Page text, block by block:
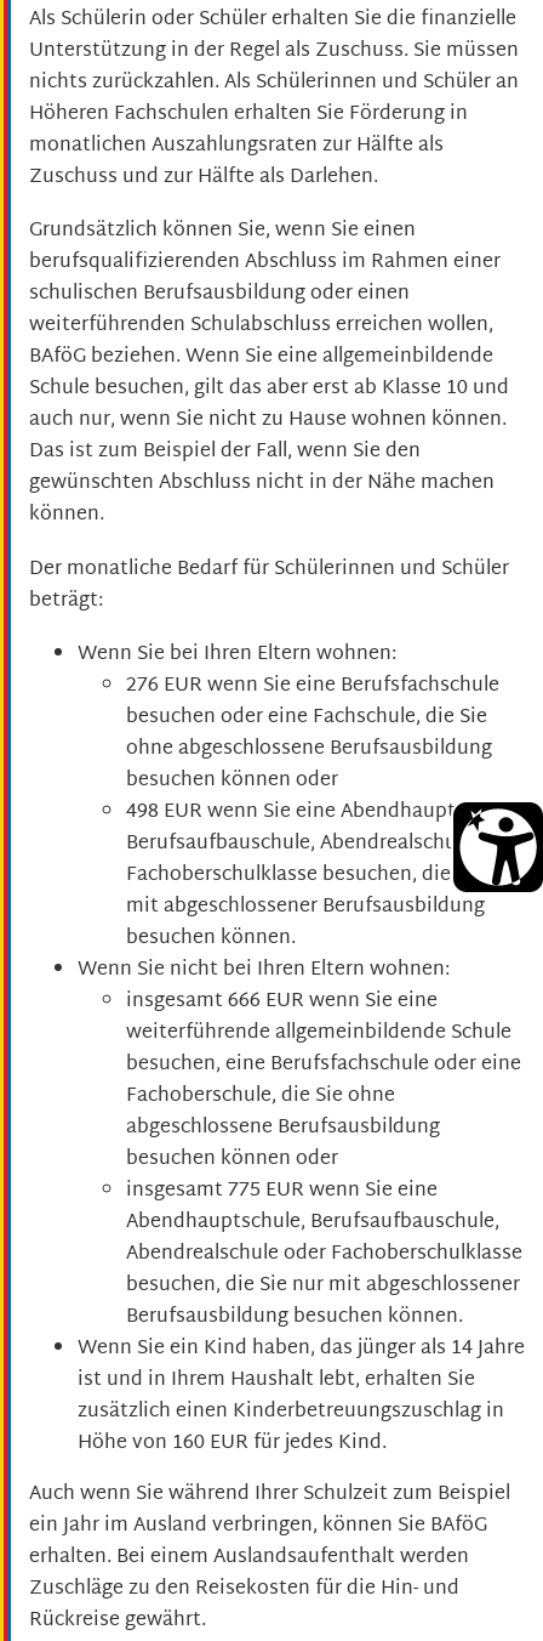
Als Schülerin oder Schüler erhalten Sie die finanzielle
Unterstützung in der Regel als Zuschuss. Sie müssen
nichts zurückzahlen. Als Schülerinnen und Schüler an
Höheren Fachschulen erhalten Sie Förderung in
monatlichen Auszahlungsraten zur Hälfte als
Zuschuss und zur Hälfte als Darlehen.
Grundsätzlich können Sie, wenn Sie einen
berufsqualifizierenden Abschluss im Rahmen einer
schulischen Berufsausbildung oder einen
weiterführenden Schulabschluss erreichen wollen,
BAföG beziehen. Wenn Sie eine allgemeinbildende
Schule besuchen, gilt das aber erst ab Klasse 10 und
auch nur, wenn Sie nicht zu Hause wohnen können.
Das ist zum Beispiel der Fall, wenn Sie den
gewünschten Abschluss nicht in der Nähe machen
können.
Der monatliche Bedarf für Schülerinnen und Schüler
beträgt:
Wenn Sie bei Ihren Eltern wohnen:
276 EUR wenn Sie eine Berufsfachschule
besuchen oder eine Fachschule, die Sie
ohne abgeschlossene Berufsausbildung
besuchen können oder
498 EUR wenn Sie eine Abendhauptschule,
Berufsaufbauschule, Abendrealschule oder
Fachoberschulklasse besuchen, die Sie nur
mit abgeschlossener Berufsausbildung
besuchen können.
Wenn Sie nicht bei Ihren Eltern wohnen:
insgesamt 666 EUR wenn Sie eine
weiterführende allgemeinbildende Schule
besuchen, eine Berufsfachschule oder eine
Fachoberschule, die Sie ohne
abgeschlossene Berufsausbildung
besuchen können oder
insgesamt 775 EUR wenn Sie eine
Abendhauptschule, Berufsaufbauschule,
Abendrealschule oder Fachoberschulklasse
besuchen, die Sie nur mit abgeschlossener
Berufsausbildung besuchen können.
Wenn Sie ein Kind haben, das jünger als 14 Jahre
ist und in Ihrem Haushalt lebt, erhalten Sie
zusätzlich einen Kinderbetreuungszuschlag in
Höhe von 160 EUR für jedes Kind.
Auch wenn Sie während Ihrer Schulzeit zum Beispiel
ein Jahr im Ausland verbringen, können Sie BAföG
erhalten. Bei einem Auslandsaufenthalt werden
Zuschläge zu den Reisekosten für die Hin- und
Rückreise gewährt.